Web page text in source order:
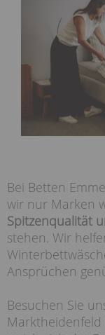
Bei Betten
wir nur Marken
Spitzenqualität
stehen. Wir
Ansprüchen
Besuchen Sie